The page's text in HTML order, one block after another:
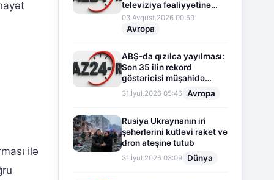
ilə
televiziya fəaliyyətinə
fasilə verir
03.Avqust.2026 00:59
Avropa
ABŞ-da qızılca yayılması:
Son 35 ilin rekord
göstəricisi müşahidə
olunur
31.İyul.2026 05:46 Avropa
Rusiya Ukraynanın iri
şəhərlərini kütləvi raket və
dron atəşinə tutub
31.İyul.2026 03:09 Dünya